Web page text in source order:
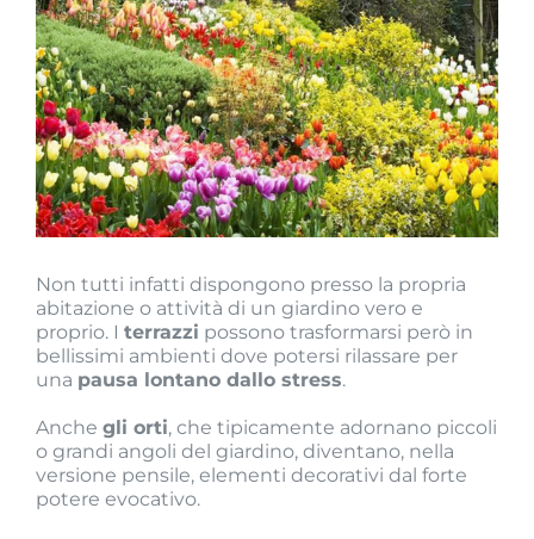
Non tutti infatti dispongono presso la propria
abitazione o attività di un giardino vero e
proprio. I terrazzi possono trasformarsi però in
bellissimi ambienti dove potersi rilassare per
una pausa lontano dallo stress.
Anche gli orti, che tipicamente adornano piccoli
o grandi angoli del giardino, diventano, nella
versione pensile, elementi decorativi dal forte
potere evocativo.